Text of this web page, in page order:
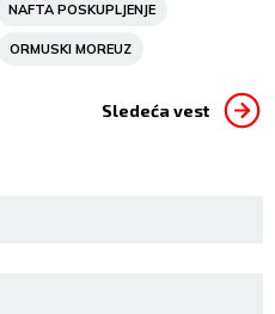
NAFTA POSKUPLJENJE
ORMUSKI MOREUZ
Sledeća vest